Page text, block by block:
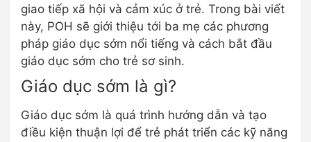
giao tiếp xã hội và cảm xúc ở trẻ. Trong bài viết
này, POH sẽ giới thiệu tới ba mẹ các phương
pháp giáo dục sớm nổi tiếng và cách bắt đầu
giáo dục sớm cho trẻ sơ sinh.
Giáo dục sớm là gì?
Giáo dục sớm là quá trình hướng dẫn và tạo
điều kiện thuận lợi để trẻ phát triển các kỹ năng